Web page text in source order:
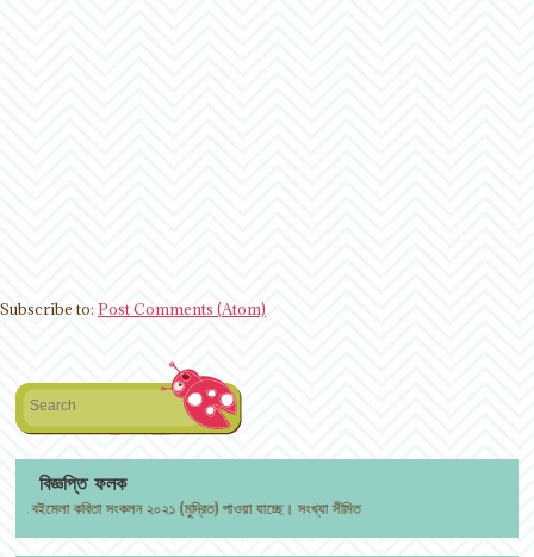
Subscribe to: Post Comments (Atom)
বিজ্ঞপ্তি ফলক
কবিতা সংকলন ২০২১ (মুদ্রিত) পাওয়া যাচ্ছে। সংখ্যা সীমিত